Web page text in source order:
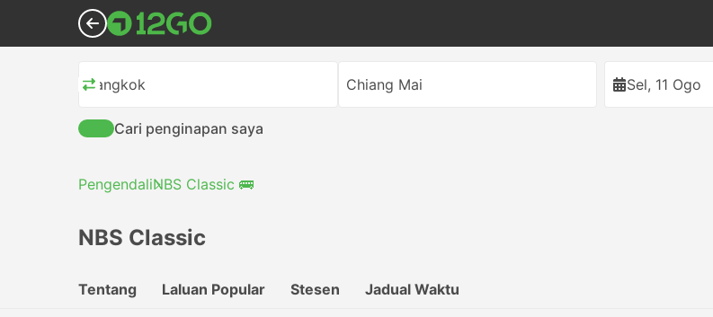
Bangkok Chiang Mai Sel, 11 Ogo
Cari penginapan saya
PengendaliNBS Classic 🚌
NBS Classic
Tentang
Laluan Popular Stesen Jadual Waktu